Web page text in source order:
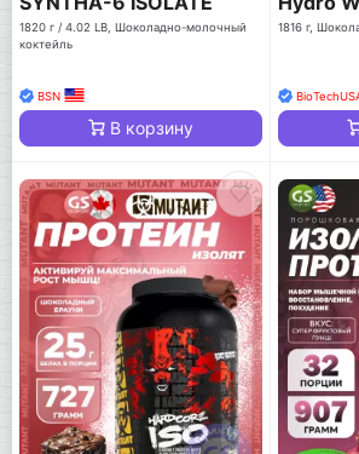
1820 г / 4.02 LB, Шоколадно-молочный
коктейль
BSN
В корзину
1816 г,